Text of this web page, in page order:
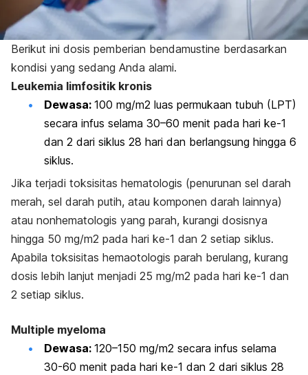
Berikut ini dosis pemberian bendamustine berdasarkan
kondisi yang sedang Anda alami.
Leukemia limfositik kronis
Dewasa: 100 mg/m2 luas permukaan tubuh (LPT)
secara infus selama 30–60 menit pada hari ke-1
dan 2 dari siklus 28 hari dan berlangsung hingga 6
siklus.
Jika terjadi toksisitas hematologis (penurunan sel darah
merah, sel darah putih, atau komponen darah lainnya)
atau nonhematologis yang parah, kurangi dosisnya
hingga 50 mg/m2 pada hari ke-1 dan 2 setiap siklus.
Apabila toksisitas hemaotologis parah berulang, kurang
dosis lebih lanjut menjadi 25 mg/m2 pada hari ke-1 dan
2 setiap siklus.
Multiple myeloma
Dewasa: 120–150 mg/m2 secara infus selama
30-60 menit pada hari ke-1 dan 2 dari siklus 28